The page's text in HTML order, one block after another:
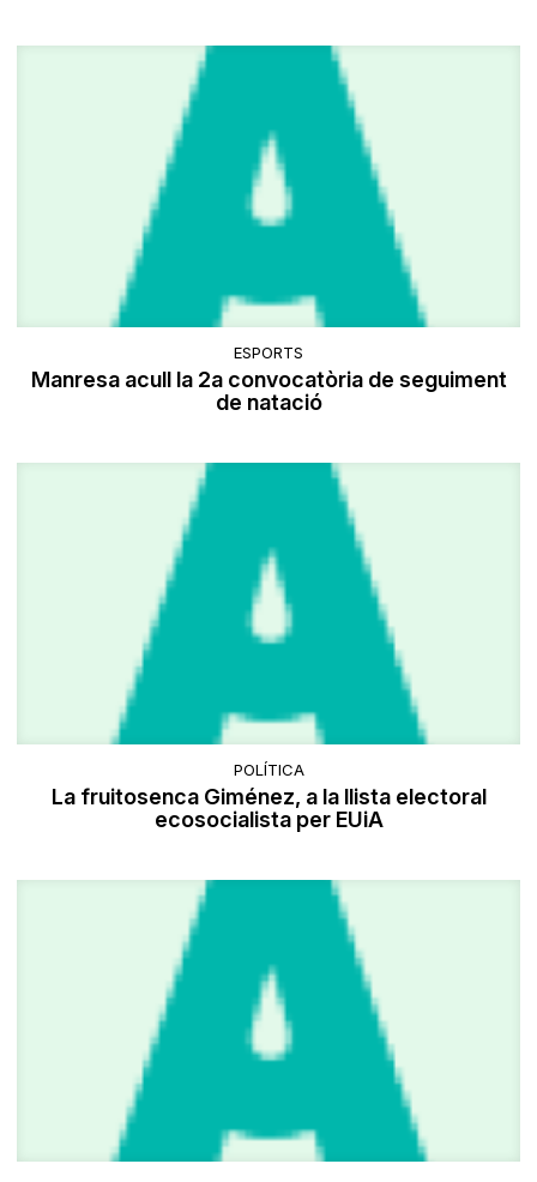
ESPORTS
Manresa acull la 2a convocatòria de seguiment
de natació
POLÍTICA
La fruitosenca Giménez, a la llista electoral
ecosocialista per EUiA